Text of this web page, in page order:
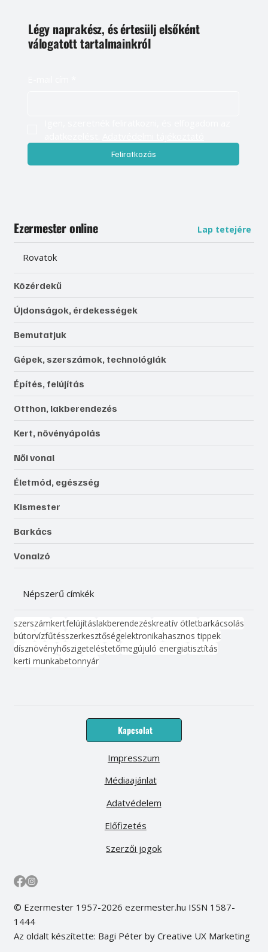
Légy naprakész, és értesülj elsőként
válogatott tartalmainkról
Feliratkozás
Ezermester online Lap tetejére
Rovatok
Közérdekű
Újdonságok, érdekességek
Bemutatjuk
Gépek, szerszámok, technológiák
Építés, felújítás
Otthon, lakberendezés
Kert, növényápolás
Női vonal
Életmód, egészség
Kismester
Barkács
Vonalzó
Népszerű címkék
szerszámkertfelújításlakberendezéskreatív ötletbarkácsolás
bútorvízfűtésszerkesztőségelektronikahasznos tippek
dísznövényhőszigeteléstetőmegújuló energiatisztítás
kerti munkabetonnyár
Kapcsolat
Médiaajánlat
Előfizetés
Impresszum
Adatvédelem
Szerzői jogok
© Ezermester 1957-2026 ezermester.hu ISSN 1587-
1444
Az oldalt készítette: Bagi Péter by Creative UX Marketing